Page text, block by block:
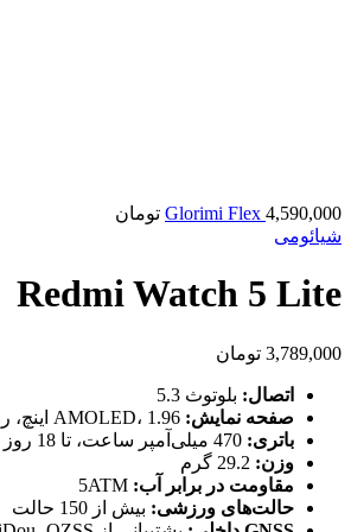
Glorimi Flex 4,590,000
تومان
شیائومی
Redmi Watch 5 Lite
3,789,000 تومان
اتصال: بلوتوث 5.3
صفحه نمایش:
باتری:
وزن:
مقاومت در برابر آب:
حالت‌های ورزشی: بیش از 150 حالت